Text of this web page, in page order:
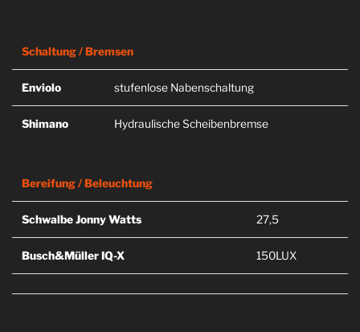
Schaltung / Bremsen
Enviolo stufenlose Nabenschaltung
Shimano Hydraulische Scheibenbremse
Bereifung / Beleuchtung
Schwalbe Jonny Watts 27,5
Busch&Müller IQ-X 150LUX